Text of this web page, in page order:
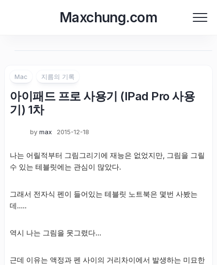
Maxchung.com
Mac 지름의 기록
아이패드 프로 사용기 (IPad Pro 사용
기) 1차
by max 2015-12-18
나는 어릴적부터 그림그리기에 재능은 없었지만, 그림을 그릴
수 있는 테블릿에는 관심이 많았다.
그래서 전자식 펜이 들어있는 테블릿 노트북은 몇번 사봤는
데…..
역시 나는 그림을 못그렸다…
근데 이유는 액정과 펜 사이의 거리차이에서 발생하는 미묘한